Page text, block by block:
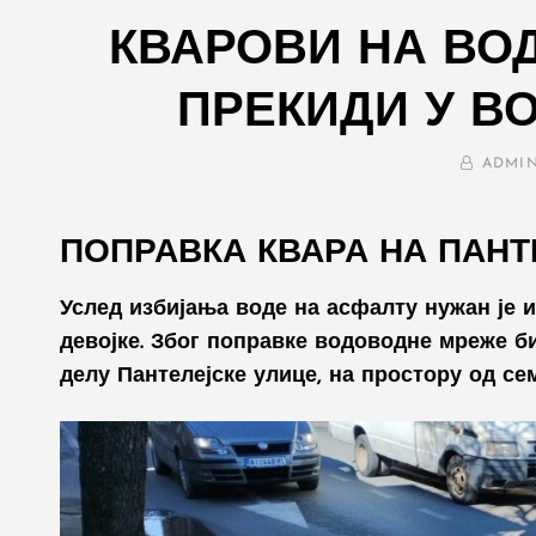
КВАРОВИ НА
ПРЕКИДИ У
BY
ПОПРАВКА КВАРА НА
Услед избијања воде на асфалту нужан је
девојке. Због поправке водоводне мреже
делу Пантелејске улице, на простору од